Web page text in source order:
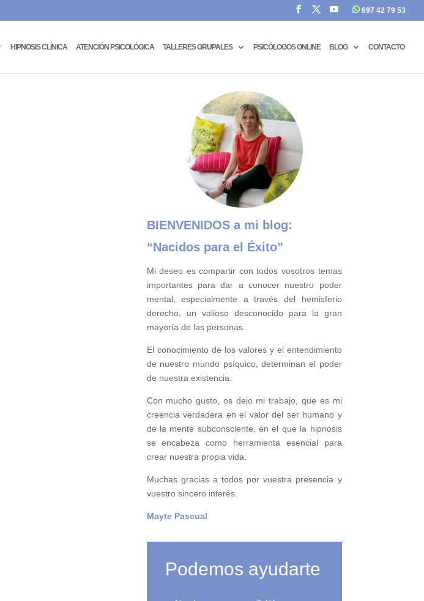
697 42 79 53
HIPNOSIS CLÍNICA ATENCIÓN PSICOLÓGICA TALLERES GRUPALES PSICÓLOGOS ONLINE BLOG CONTACTO
BIENVENIDOS a mi blog:
“Nacidos para el Éxito”
Mi deseo es compartir con todos vosotros temas
importantes para dar a conocer nuestro poder
mental,
especialmente a través del hemisferio
derecho, un valioso desconocido para la gran
mayoría de las personas.
El conocimiento de los valores y el entendimiento
de nuestro mundo psíquico, determinan el poder
de nuestra existencia.
Con mucho gusto, os dejo mi trabajo, que es mi
creencia verdadera en el valor del ser humano y
de la mente subconsciente, en el que la hipnosis
se encabeza como herramienta esencial para
crear nuestra propia vida.
Muchas gracias a todos por vuestra presencia y
vuestro sincero interés.
Mayte Pascual
Podemos ayudarte